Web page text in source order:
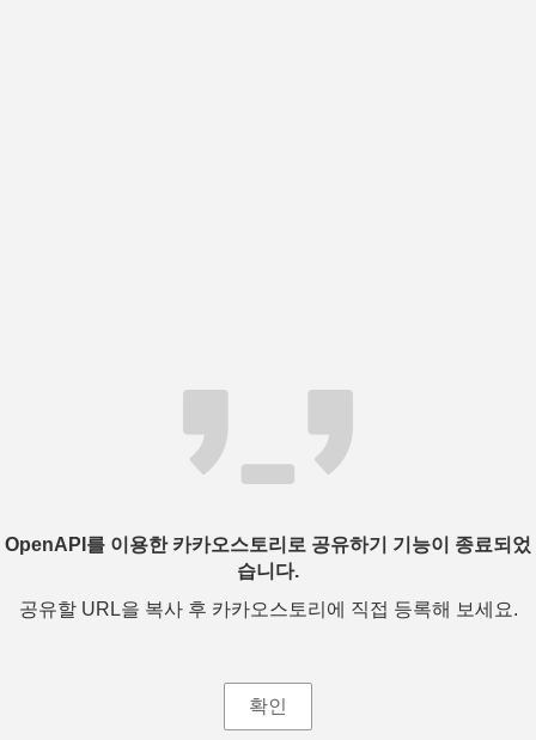
OpenAPI를 이용한 카카오스토리로 공유하기 기능이 종료되었
습니다.
공유할 URL을 복사 후 카카오스토리에 직접 등록해 보세요.
확인